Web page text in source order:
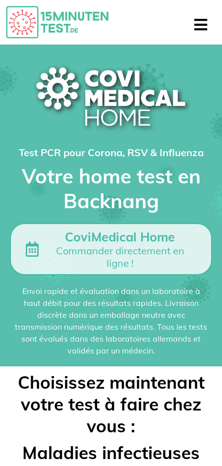
Test PCR pour Corona, RSV & Influenza
Votre home test en
Backnang
CoviMedical Home
Commander directement en
ligne !
Envoi rapide et évaluation dans un laboratoire à
haut débit pour des résultats rapides. Livraison
discrète dans un emballage neutre avec
transmission numérique des résultats. Tous les tests
sont évalués dans des laboratoires allemands et
validés par un médecin.
Choisissez maintenant
votre test à faire chez
vous :
Maladies infectieuses